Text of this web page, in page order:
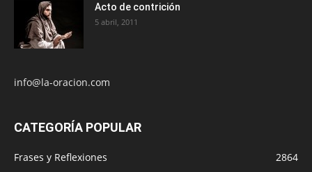
Acto de contrición
5 abril, 2011
info@la-oracion.com
CATEGORÍA POPULAR
Frases y Reflexiones
2864